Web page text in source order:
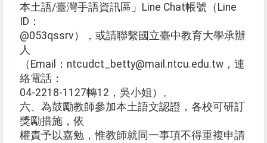
本土語/臺灣手語資訊區」Line Chat帳號（Line
ID：
@053qssrv），或請聯繫國立臺中教育大學承辦
人
（Email：ntcudct_betty@mail.ntcu.edu.tw，連
絡電話：
04-2218-1127轉12，吳小姐）。
六、為鼓勵教師參加本土語文認證，各校可研訂
獎勵措施，依
權責予以嘉勉，惟教師就同一事項不得重複申請